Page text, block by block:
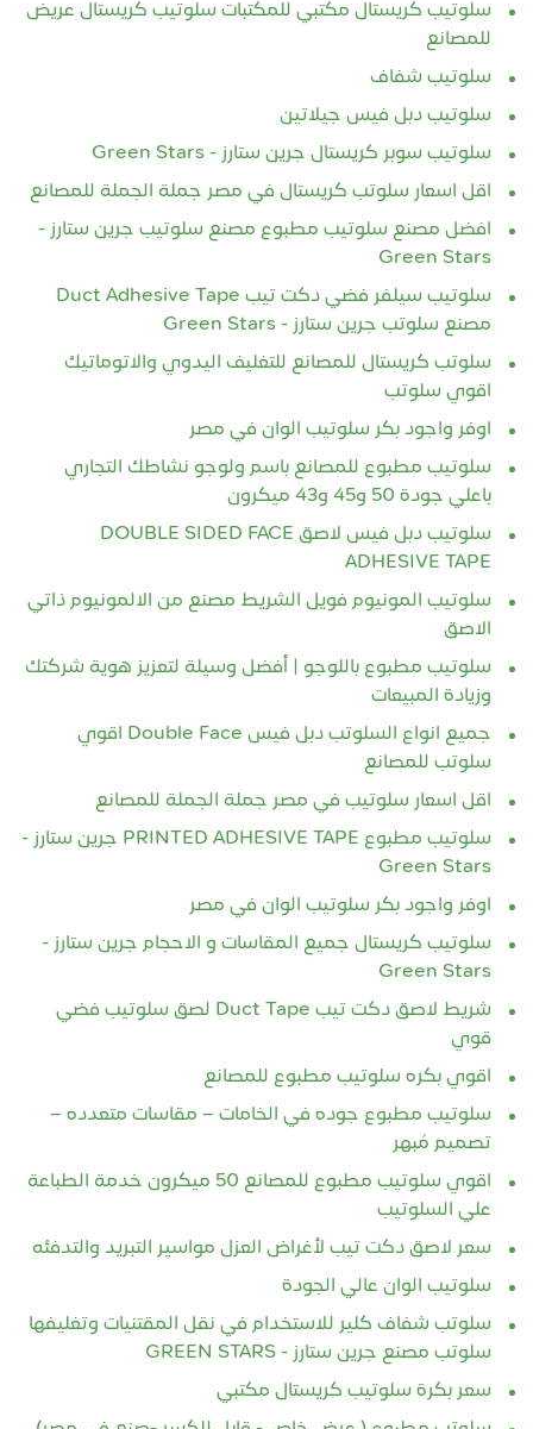
سلوتيب كريستال مكتبي للمكتبات سلوتيب كريستال عريض
للمصانع
سلوتيب شفاف
سلوتيب دبل فيس جيلاتين
سلوتيب سوبر كريستال جرين ستارز - Green Stars
اقل اسعار سلوتب كريستال في مصر جملة الجملة للمصانع
افضل مصنع سلوتيب مطبوع مصنع سلوتيب جرين ستارز -
Green Stars
سلوتيب سيلفر فضي دكت تيب Duct Adhesive Tape
مصنع سلوتب جرين ستارز - Green Stars
سلوتب كريستال للمصانع للتغليف اليدوي والاتوماتيك
اقوي سلوتب
اوفر واجود بكر سلوتيب الوان في مصر
سلوتيب مطبوع للمصانع باسم ولوجو نشاطك التجاري
باعلي جودة 50 و45 و43 ميكرون
سلوتيب دبل فيس لاصق DOUBLE SIDED FACE
ADHESIVE TAPE
سلوتيب المونيوم فويل الشريط مصنع من الالمونيوم ذاتي
الاصق
سلوتيب مطبوع باللوجو | أفضل وسيلة لتعزيز هوية شركتك
وزيادة المبيعات
جميع انواع السلوتب دبل فيس Double Face‏ اقوي
سلوتب للمصانع
اقل اسعار سلوتيب في مصر جملة الجملة للمصانع
سلوتيب مطبوع PRINTED ADHESIVE TAPE جرين ستارز -
Green Stars
اوفر واجود بكر سلوتيب الوان في مصر
سلوتيب كريستال جميع المقاسات و الاحجام جرين ستارز -
Green Stars
شريط لاصق دكت تيب Duct Tape لصق سلوتيب فضي
قوي
اقوي بكره سلوتيب مطبوع للمصانع
سلوتيب مطبوع جوده في الخامات – مقاسات متعدده –
تصميم مُبهر
اقوي سلوتيب مطبوع للمصانع 50 ميكرون خدمة الطباعة
علي السلوتيب
سعر لاصق دكت تيب لأغراض العزل مواسير التبريد والتدفئه
سلوتيب الوان عالي الجودة
سلوتب شفاف كلير للاستخدام في نقل المقتنيات وتغليفها
سلوتب مصنع جرين ستارز - GREEN STARS
سعر بكرة سلوتيب كريستال مكتبي